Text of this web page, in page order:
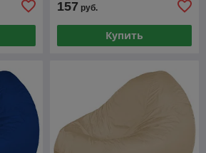
157 руб.
Купить